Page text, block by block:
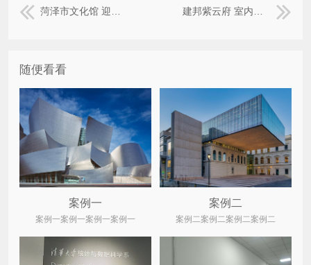
菏泽市文化馆 迎宾牌 演讲台 临时隔离标识牌 礼宾杆 建邦紫云府 室内展板 灯笼 玻璃立牌 室外展板 喷绘 室内背胶围档 电梯贴 不锈钢烤漆立体字
随便看看
案例一
案例一案例一案例一案例一
案例二
案例二案例二案例二案例二